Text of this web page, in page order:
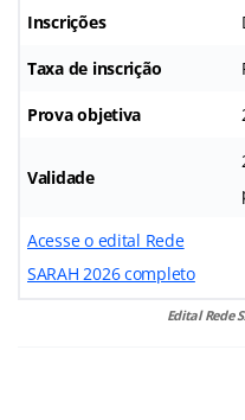
Inscrições
Taxa de inscrição
Prova objetiva
Validade
Acesse o edital Rede
SARAH 2026 completo
Edital Rede